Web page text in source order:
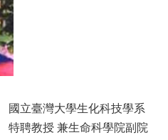
國立臺灣大學生化科技學系
特聘教授 兼生命科學院副院